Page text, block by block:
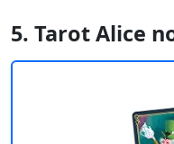
5. Tarot Alice